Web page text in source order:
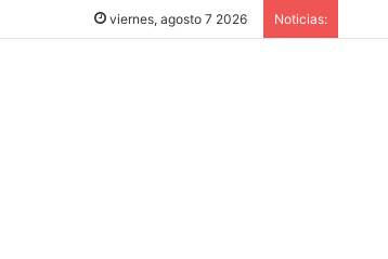
viernes, agosto 7 2026 Noticias: